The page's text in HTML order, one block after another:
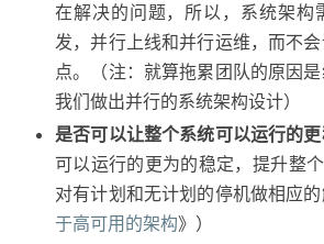
在解决的问题，所以，系统架构
发，并行上线和并行运维，而不
点。（注：就算拖累团队的原因
我们做出并行的系统架构设计）
是否可以让整个系统可以运行的
可以运行的更为的稳定，提升整
对有计划和无计划的停机做相应
于高可用的架构》）